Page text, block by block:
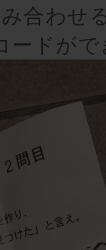
合わせ
ードが